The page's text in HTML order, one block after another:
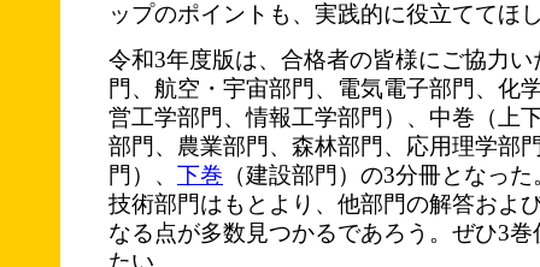
ップのポイントも、実践的に役立ててほ
令和3年度版は、合格者の皆様にご協力い
門、航空・宇宙部門、電気電子部門、化
営工学部門、情報工学部門）、中巻（上
部門、農業部門、森林部門、応用理学部
門）、 下巻 （建設部門）の3分冊となっ
技術部門はもとより、他部門の解答およ
なる点が多数見つかるであろう。ぜひ3
たい。